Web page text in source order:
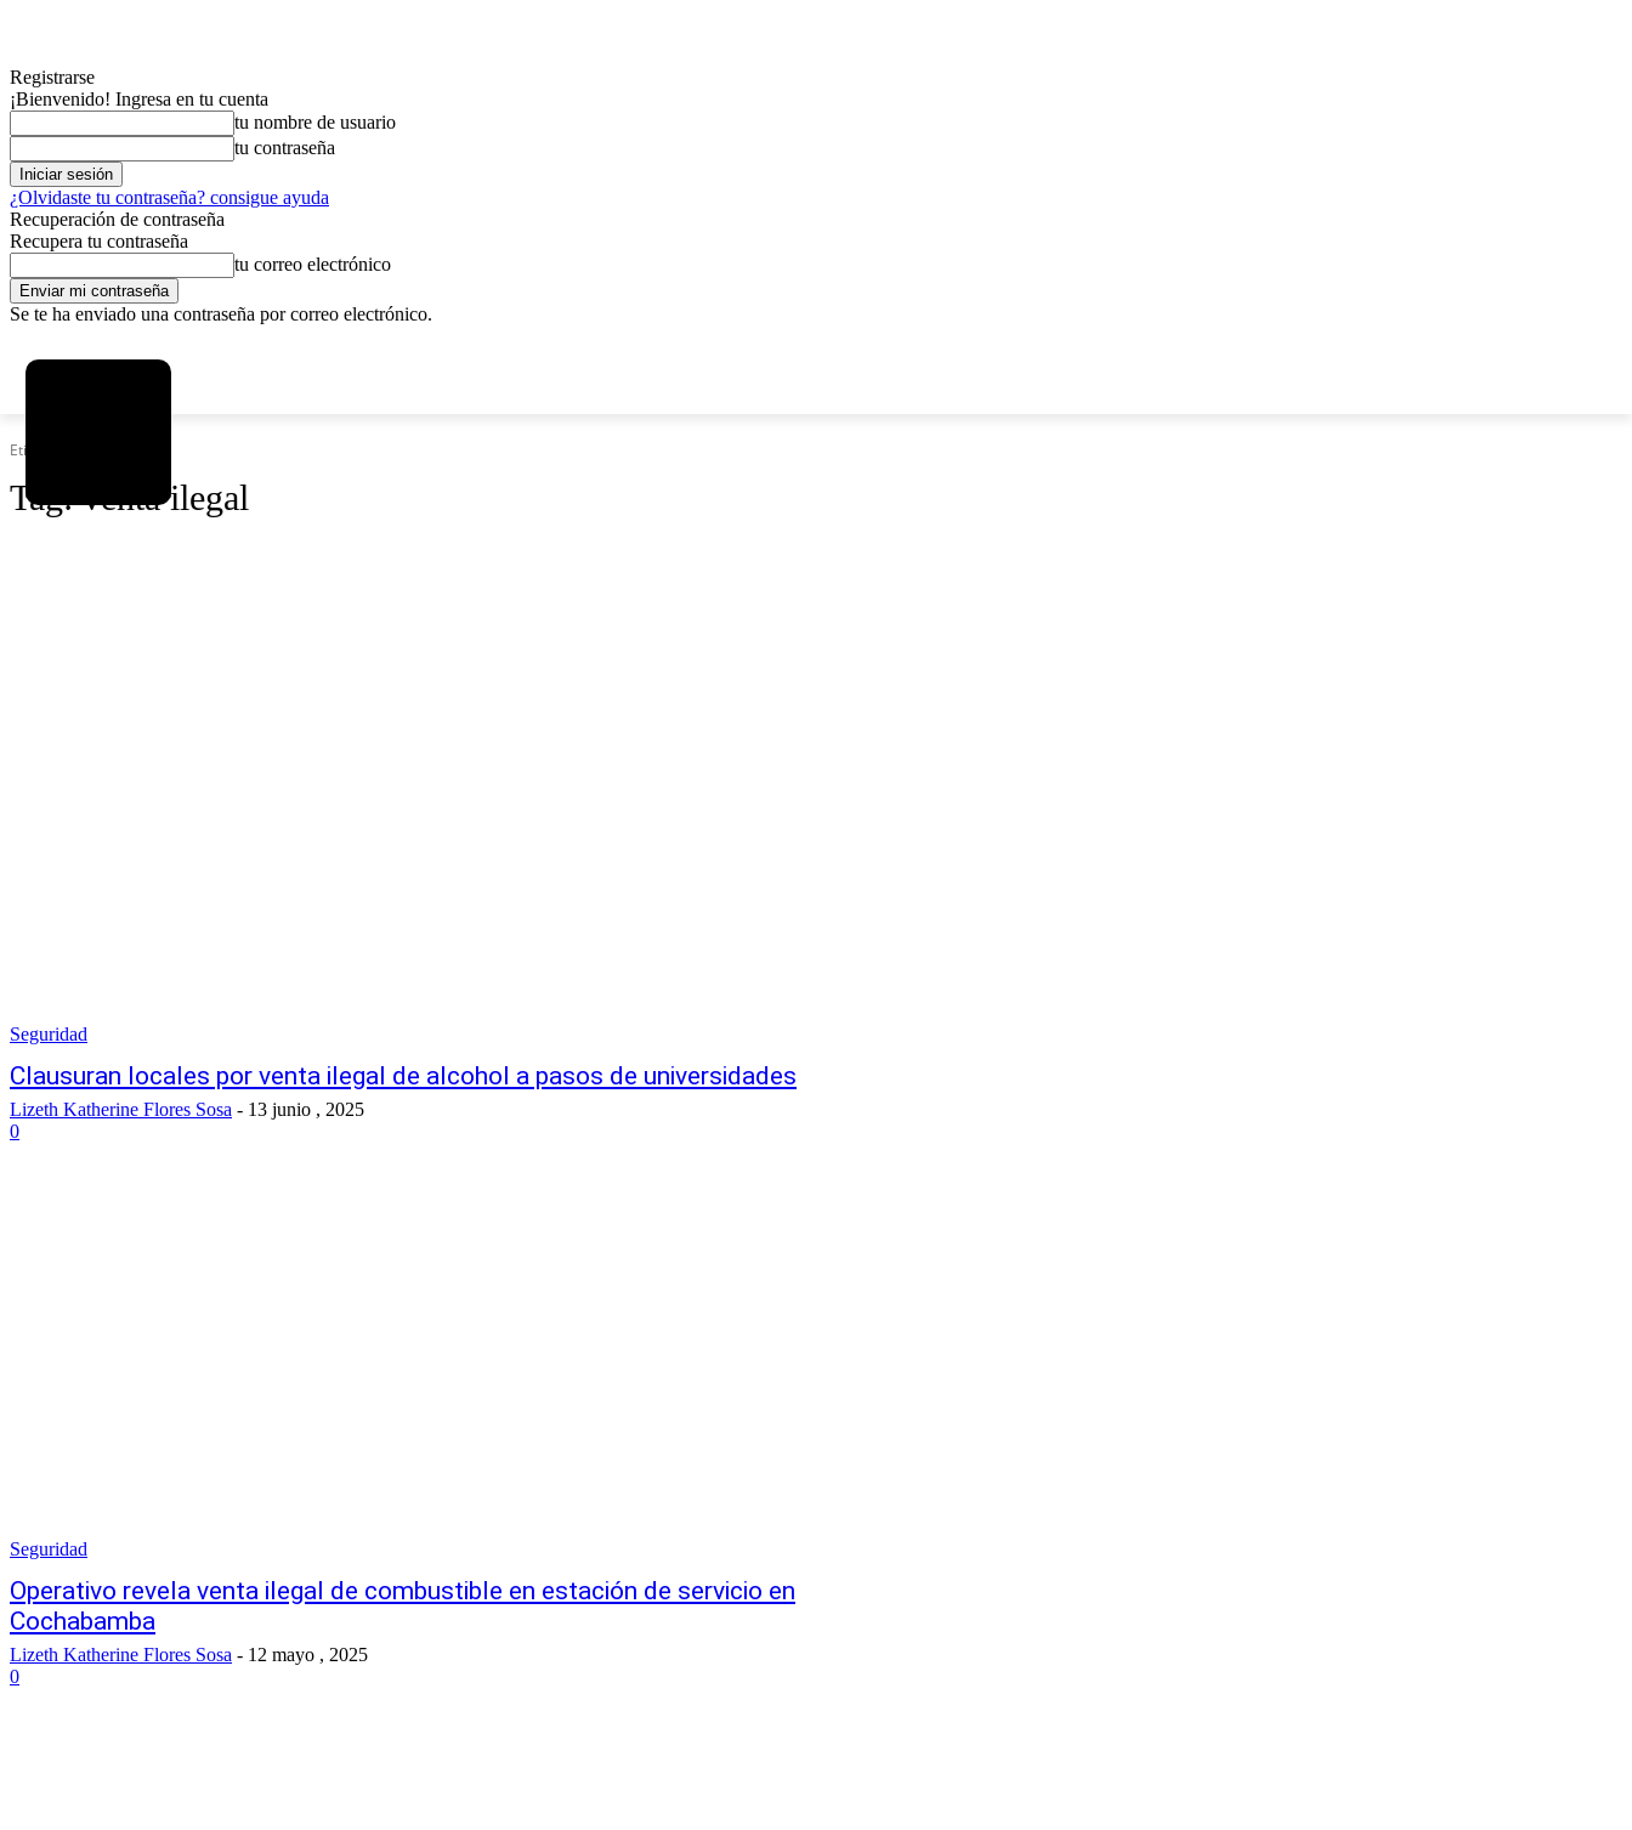
Registrarse
¡Bienvenido! Ingresa en tu cuenta
tu nombre de usuario
tu contraseña
¿Olvidaste tu contraseña? consigue ayuda
Recuperación de contraseña
Recupera tu contraseña
tu correo electrónico
Se te ha enviado una contraseña por correo electrónico.
Etiquetas
Tag:venta ilegal
Seguridad
Clausuran locales por venta ilegal de alcohol a pasos de universidades
Lizeth Katherine Flores Sosa - 13 junio , 2025
0
Seguridad
Operativo revela venta ilegal de combustible en estación de servicio en
Cochabamba
Lizeth Katherine Flores Sosa - 12 mayo , 2025
0